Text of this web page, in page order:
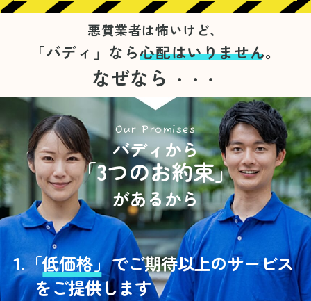
悪質業者は怖いけど、
「バディ」なら心配はいりません。
なぜなら ・・・
Our Promises
バディから
「3つのお約束」
があるから
1.「低価格」でご期待以上のサービス
をご提供します